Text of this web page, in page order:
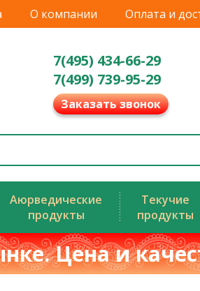
О компании Оплата и
7(495) 434-66-29
7(499) 739-95-29
Заказать звонок
Аюрведические
продукты
Текучие
продукты
Цена и